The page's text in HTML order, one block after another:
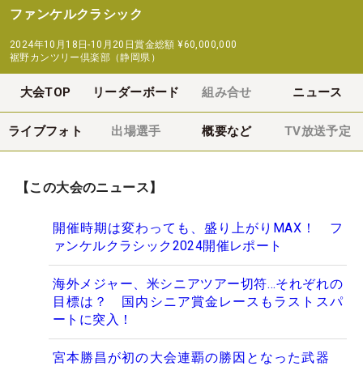
ファンケルクラシック
2024年10月18日-10月20日賞金総額 ¥60,000,000
裾野カンツリー倶楽部（静岡県）
大会TOP リーダーボード 組み合せ ニュース
ライブフォト 出場選手 概要など TV放送予定
【この大会のニュース】
開催時期は変わっても、盛り上がりMAX！ フ
ァンケルクラシック2024開催レポート
海外メジャー、米シニアツアー切符…それぞれの
目標は？ 国内シニア賞金レースもラストスパ
ートに突入！
宮本勝昌が初の大会連覇の勝因となった武器